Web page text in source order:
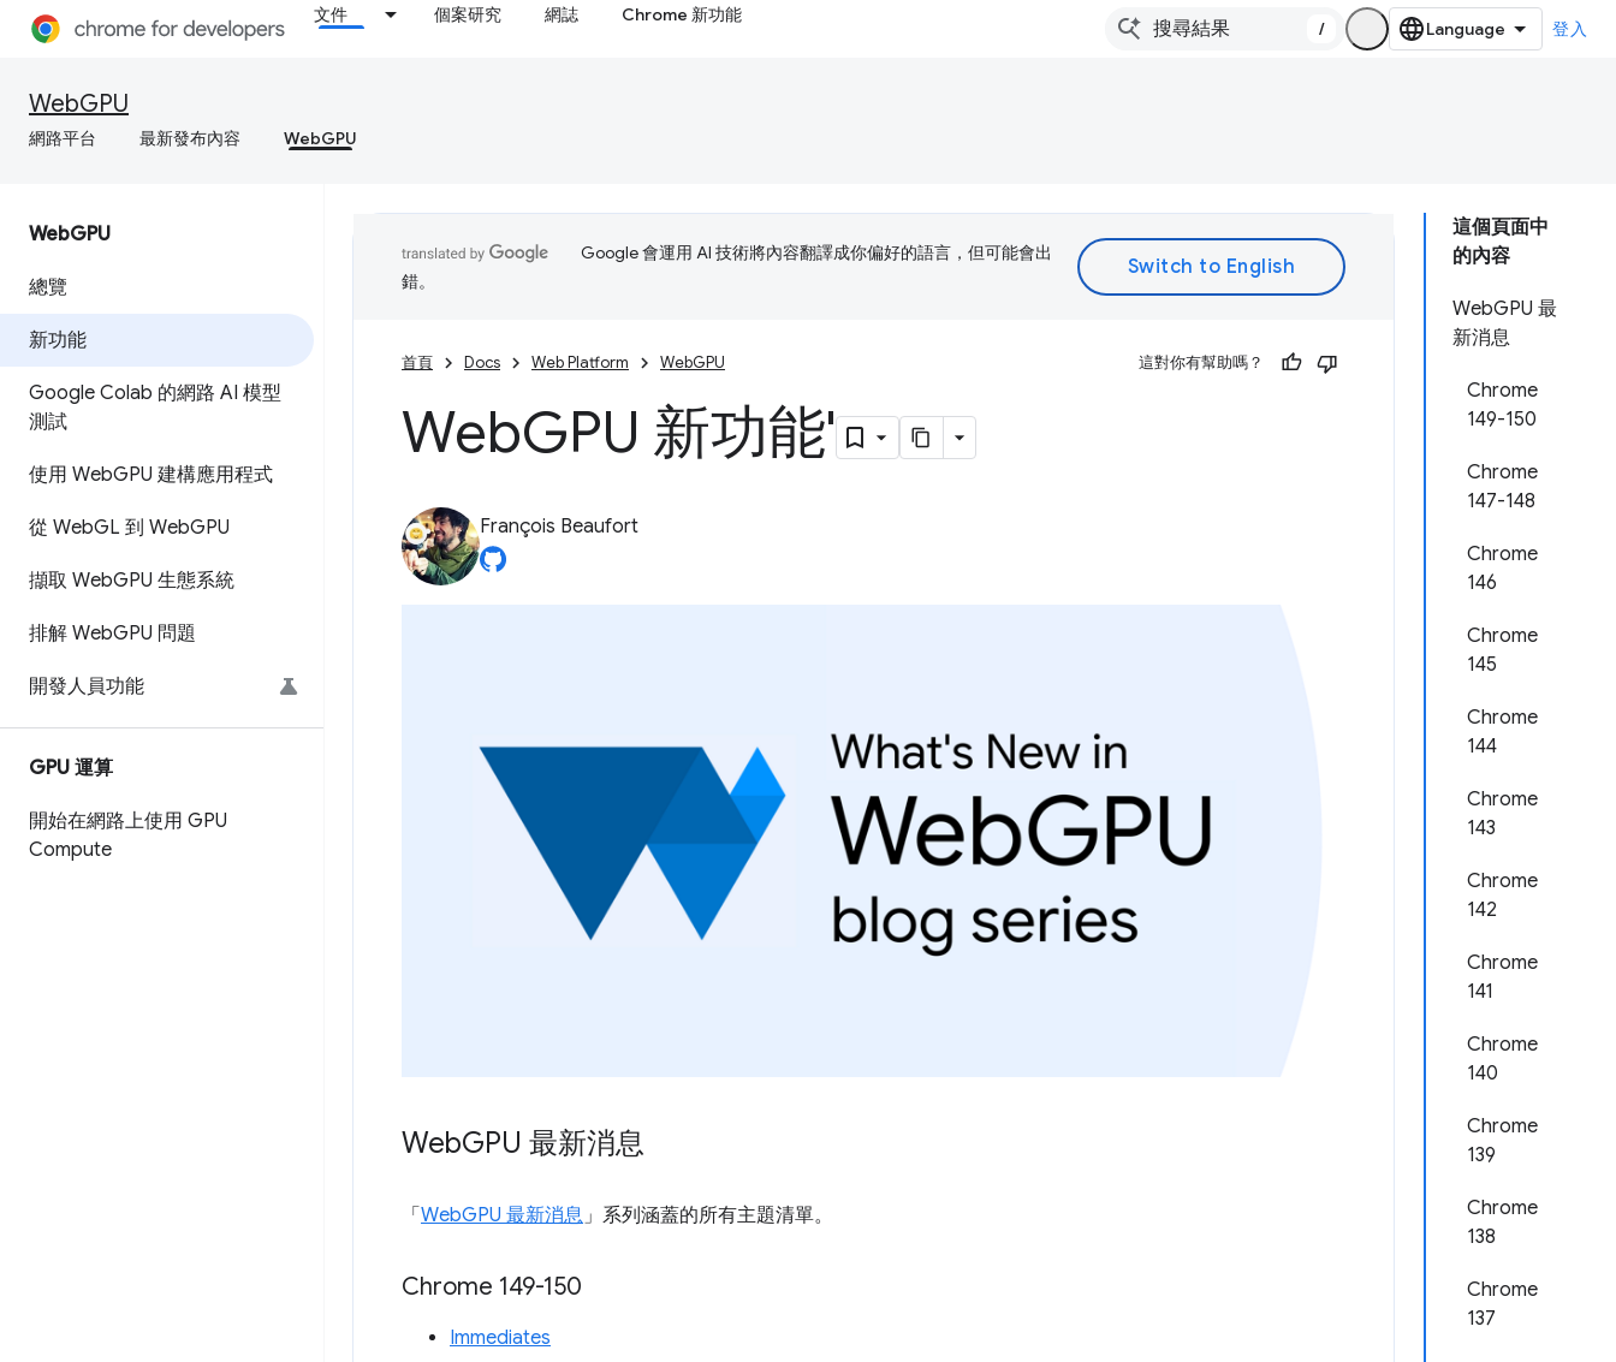
文件 個案研究 網誌 Chrome 新功能
/ 登入
WebGPU
網路平台 最新發布內容 WebGPU
WebGPU
總覽
新功能
Google Colab 的網路 AI 模型
測試
使用 WebGPU 建構應用程式
從 WebGL 到 WebGPU
擷取 WebGPU 生態系統
排解 WebGPU 問題
開發人員功能
GPU 運算
開始在網路上使用 GPU
Compute
這個頁面中
的內容
WebGPU 最
新消息
Chrome
149-150
Chrome
147-148
Chrome
146
Chrome
145
Chrome
144
Chrome
143
Chrome
142
Chrome
141
Chrome
140
Chrome
139
Chrome
138
Chrome
137
Google 會運用 AI 技術將內容翻譯成你偏好的語言，但可能會出
錯。
首頁 Docs Web Platform WebGPU 這對你有幫助嗎？
WebGPU 新功能'
François Beaufort
WebGPU 最新消息
「WebGPU 最新消息 」系列涵蓋的所有主題清單。
Chrome 149-150
Immediates